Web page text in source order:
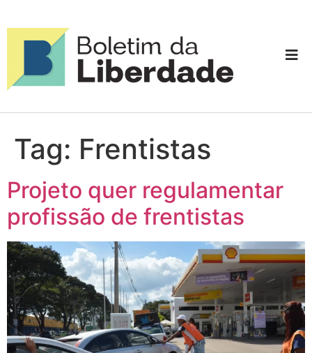
Tag: Frentistas
Projeto quer regulamentar
profissão de frentistas